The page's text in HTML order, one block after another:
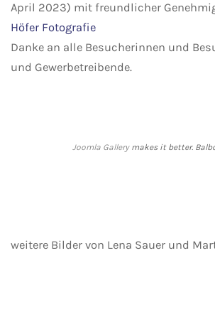
April 2023) mit freundlicher
Höfer Fotografie
Danke an alle Besucherinnen und
und Gewerbetreibende.
Joomla Gallerymakes it better.
weitere Bilder von Lena Sauer und